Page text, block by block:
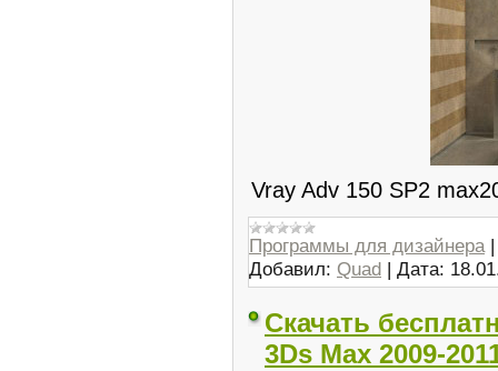
Vray Adv 150 SP2
Программы для дизайнера
Добавил: Quad | Дата:
Скачать
3Ds Max 2009-